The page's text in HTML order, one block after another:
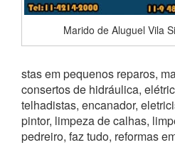
Marido de Aluguel Vila
stas em pequenos reparos,
consertos de hidráulica,
telhadistas, encanador,
pintor, limpeza de calhas,
pedreiro, faz tudo, reformas